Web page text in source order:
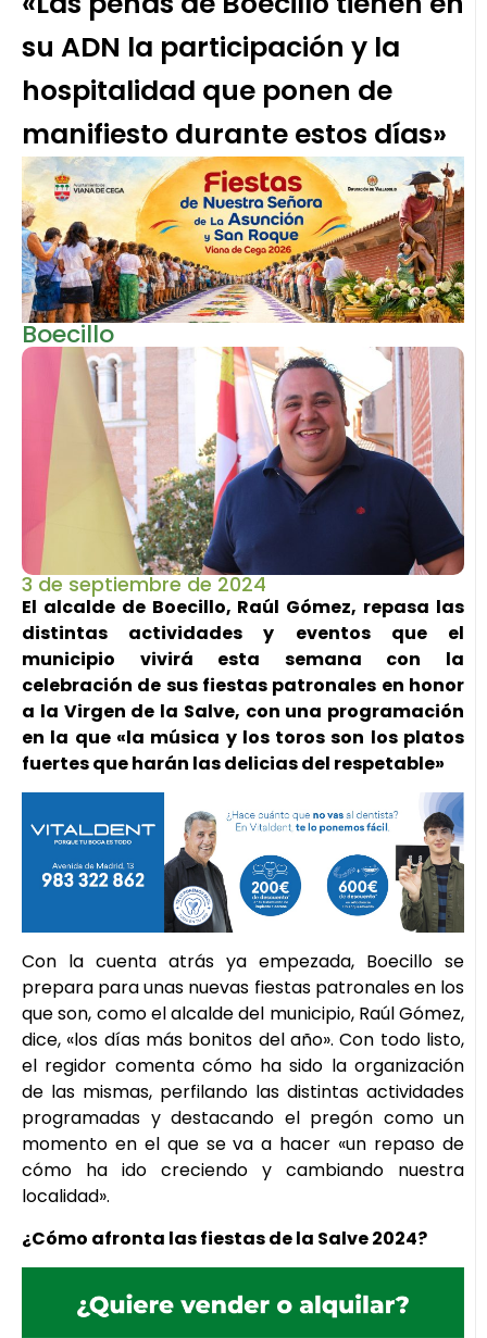
su ADN la participación y la
hospitalidad que ponen de
manifiesto durante estos días»
Boecillo
3 de septiembre de 2024
El alcalde de Boecillo, Raúl Gómez, repasa las
distintas actividades y eventos que el
municipio vivirá esta semana con la
celebración de sus fiestas patronales en honor
a la Virgen de la Salve, con una programación
en la que «la música y los toros son los platos
fuertes que harán las delicias del respetable»
Con la cuenta atrás ya empezada, Boecillo se
prepara para unas nuevas fiestas patronales en los
que son, como el alcalde del municipio, Raúl Gómez,
dice, «los días más bonitos del año». Con todo listo,
el regidor comenta cómo ha sido la organización
de las mismas, perfilando las distintas actividades
programadas y destacando el pregón como un
momento en el que se va a hacer «un repaso de
cómo ha ido creciendo y cambiando nuestra
localidad».
¿Cómo afronta las fiestas de la Salve 2024?